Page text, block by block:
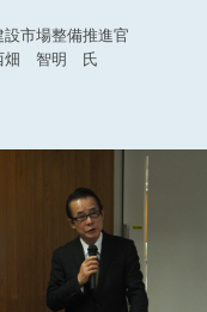
場整備推進官
氏